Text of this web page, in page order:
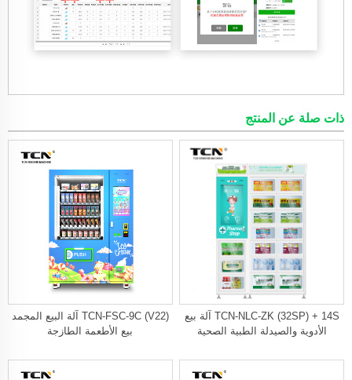
ذات صلة عن المنتج
TCN-FSC-9C (V22) آلة البيع المجمد
بيع الأطعمة الطازجة
TCN-NLC-ZK (32SP) + 14S آلة بيع
الأدوية والصيدلة الطبية الصحية